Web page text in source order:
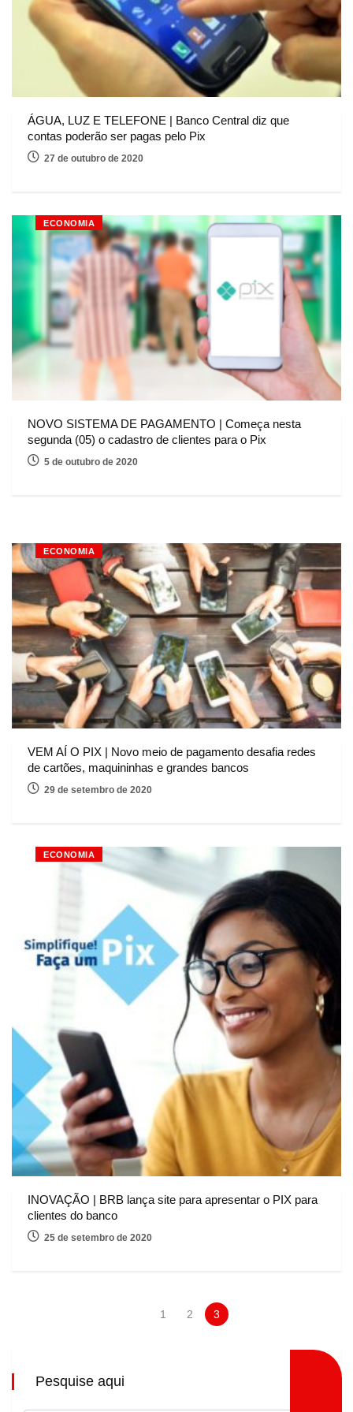
ÁGUA, LUZ E TELEFONE | Banco Central diz que
contas poderão ser pagas pelo Pix
27 de outubro de 2020
ECONOMIA
NOVO SISTEMA DE PAGAMENTO | Começa nesta
segunda (05) o cadastro de clientes para o Pix
5 de outubro de 2020
ECONOMIA
VEM AÍ O PIX | Novo meio de pagamento desafia redes
de cartões, maquininhas e grandes bancos
29 de setembro de 2020
ECONOMIA
INOVAÇÃO | BRB lança site para apresentar o PIX para
clientes do banco
25 de setembro de 2020
1 2 3
Pesquise aqui